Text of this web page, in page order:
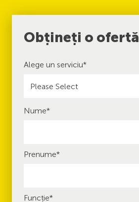
Obțineți o ofertă
Alege un serviciu*
Nume*
Prenume*
Funcție*